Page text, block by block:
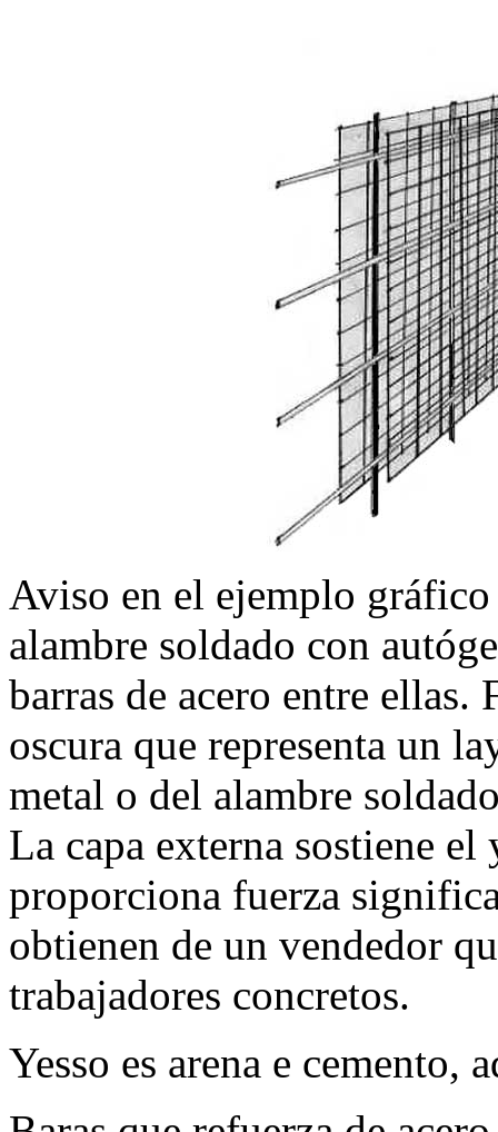
Aviso en el ejemplo gráfico
alambre soldado con
barras de acero entre ellas.
oscura que representa un
metal o del alambre
La capa externa sostiene
proporciona fuerza
obtienen de un vendedor
trabajadores concretos.
Yesso es arena e cemento,